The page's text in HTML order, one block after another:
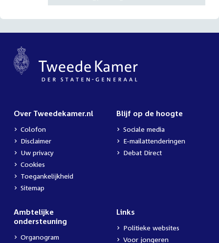
Over Tweedekamer.nl
Colofon
Disclaimer
Uw privacy
Cookies
Toegankelijkheid
Sitemap
Blijf op de hoogte
Sociale media
E-mailattenderingen
Debat Direct
Ambtelijke
ondersteuning
Organogram
Links
Politieke websites
Voor jongeren